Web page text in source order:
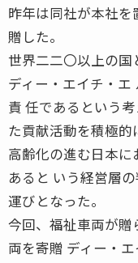
昨年は同社が本社
贈した。
世界二二〇以上の国
ディー・エイチ・
責 任であるという
た貢献活動を積極的
高齢化の進む日本に
あると いう経営層
運びとなった。
今回、福祉車両が贈
両を寄贈 ディー・